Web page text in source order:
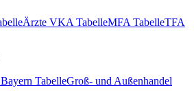
Ärzte VKA TabelleMFA TabelleTFA
TabelleGroß- und Außenhandel